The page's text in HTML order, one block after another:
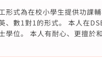
形式為在校小學生提供功課
、數1對1的形式。 本人在
學位。 本人有耐心、更擅於